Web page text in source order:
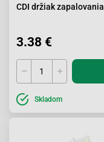
CDI držiak zapalovania
3.38 €
Skladom